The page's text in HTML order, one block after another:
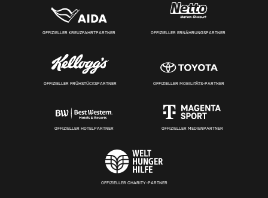
OFFIZIELLER KREUZFAHRTPARTNER OFFIZIELLER ERNÄHRUNGSPARTNER
OFFIZIELLER FRÜHSTÜCKSPARTNER OFFIZIELLER MOBILITÄTS-PARTNER
OFFIZIELLER HOTELPARTNER OFFIZIELLER MEDIENPARTNER
OFFIZIELLER CHARITY-PARTNER